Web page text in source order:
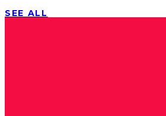
SEE ALL